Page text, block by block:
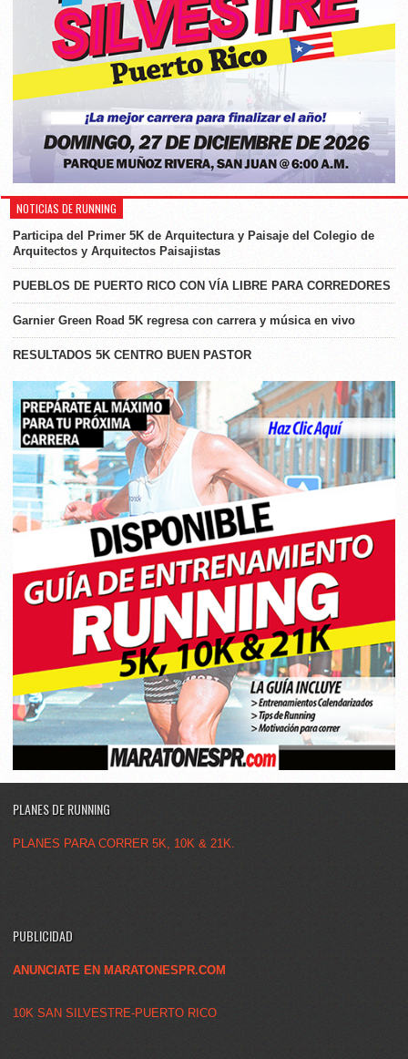
NOTICIAS DE RUNNING
Participa del Primer 5K de Arquitectura y Paisaje del Colegio de
Arquitectos y Arquitectos Paisajistas
PUEBLOS DE PUERTO RICO CON VÍA LIBRE PARA CORREDORES
Garnier Green Road 5K regresa con carrera y música en vivo
RESULTADOS 5K CENTRO BUEN PASTOR
PLANES DE RUNNING
PLANES PARA CORRER 5K, 10K & 21K.
PUBLICIDAD
ANUNCIATE EN MARATONESPR.COM
10K SAN SILVESTRE-PUERTO RICO